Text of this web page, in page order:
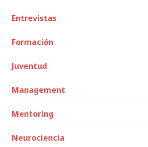
Entrevistas
Formación
Juventud
Management
Mentoring
Neurociencia